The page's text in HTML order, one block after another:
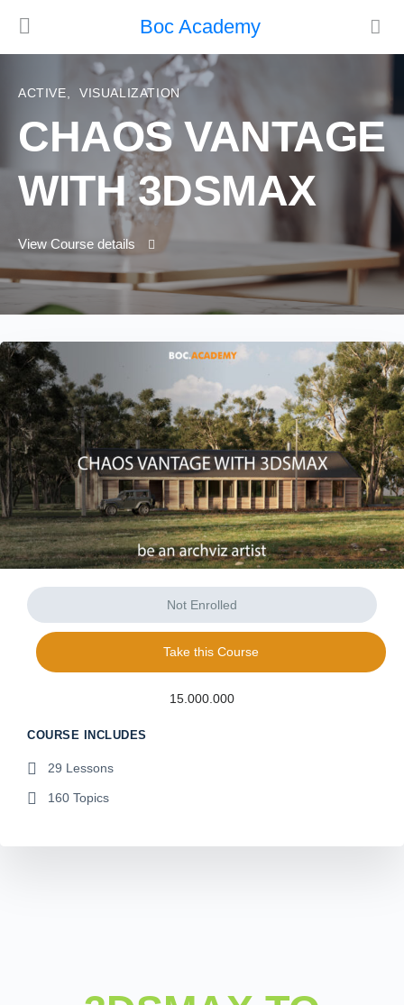
Boc Academy
ACTIVE VISUALIZATION
CHAOS VANTAGE
WITH 3DSMAX
View Course details
Not Enrolled
Take this Course
15.000.000
COURSE INCLUDES
29 Lessons
160 Topics